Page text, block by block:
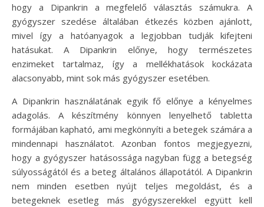
hogy a Dipankrin a megfelelő választás számukra. A
gyógyszer szedése általában étkezés közben ajánlott,
mivel így a hatóanyagok a legjobban tudják kifejteni
hatásukat. A Dipankrin előnye, hogy természetes
enzimeket tartalmaz, így a mellékhatások kockázata
alacsonyabb, mint sok más gyógyszer esetében.
A Dipankrin használatának egyik fő előnye a kényelmes
adagolás. A készítmény könnyen lenyelhető tabletta
formájában kapható, ami megkönnyíti a betegek számára a
mindennapi használatot. Azonban fontos megjegyezni,
hogy a gyógyszer hatásossága nagyban függ a betegség
súlyosságától és a beteg általános állapotától. A Dipankrin
nem minden esetben nyújt teljes megoldást, és a
betegeknek esetleg más gyógyszerekkel együtt kell